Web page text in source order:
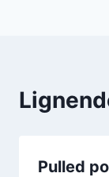
Pulled